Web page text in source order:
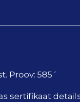
Proov: 585´
sertifikaat